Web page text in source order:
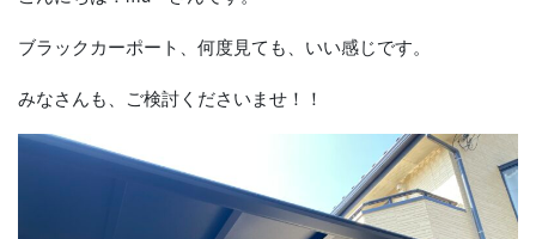
ブラックカーポート、何度見ても、いい感じです。
みなさんも、ご検討くださいませ！！